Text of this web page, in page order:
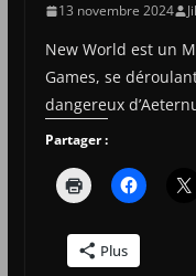
13 novembre 2024
New World est un
Games, se
dangereux
Partager :
Plus